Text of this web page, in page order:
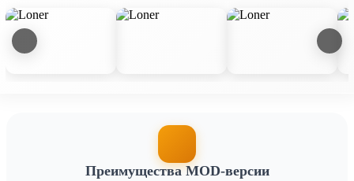
Преимущества MOD-версии